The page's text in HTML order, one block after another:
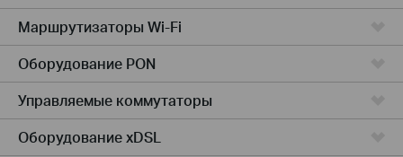
Маршрутизаторы Wi-Fi
Оборудование PON
Управляемые коммутаторы
Оборудование xDSL